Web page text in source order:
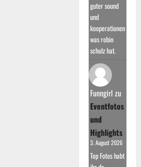
guter sound
und
kooperationen
was robin
schulz hat.
Funngirl zu
Eventfotos
und
Highlights
3. August 2026
Top Fotos habt